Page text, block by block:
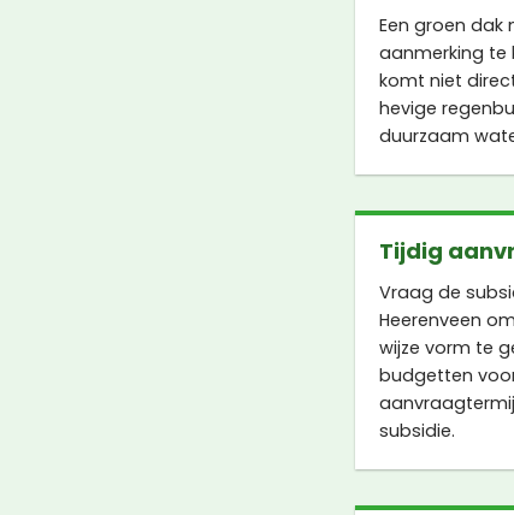
Een groen
aanmerking te
komt niet
hevige
duurzaam
Tijdig
Vraag de
Heerenveen
wijze vorm te
budgetten
subsidie.